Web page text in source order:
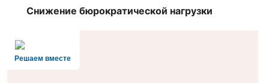
Снижение бюрократической нагрузки
Решаем вместе